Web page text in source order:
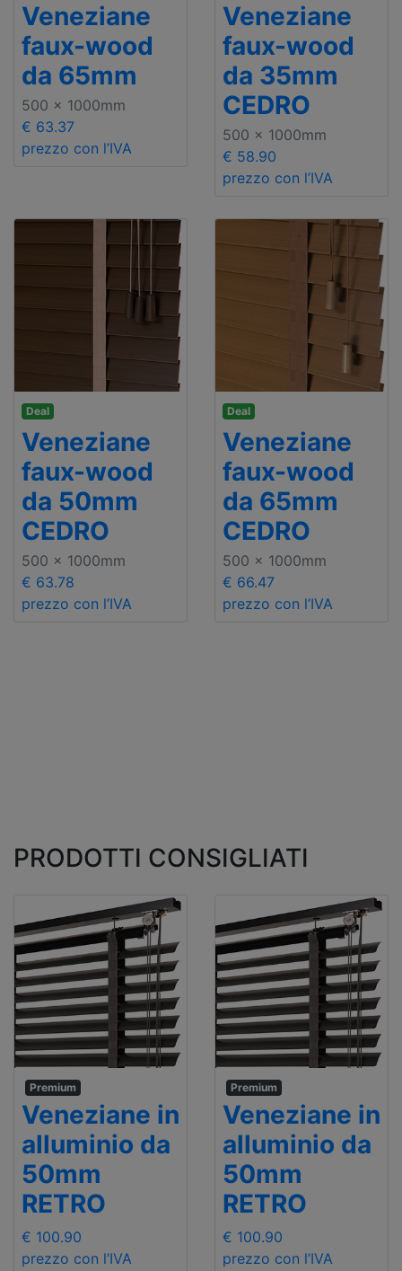
Veneziane
faux-wood
da 65mm
500 x 1000mm
€ 63.37
prezzo con l’IVA
Veneziane
faux-wood
da 35mm
CEDRO
500 x 1000mm
€ 58.90
prezzo con l’IVA
Deal
Veneziane
faux-wood
da 50mm
CEDRO
500 x 1000mm
€ 63.78
prezzo con l’IVA
Deal
Veneziane
faux-wood
da 65mm
CEDRO
500 x 1000mm
€ 66.47
prezzo con l’IVA
PRODOTTI CONSIGLIATI
Premium
Veneziane in
alluminio da
50mm
RETRO
€ 100.90
prezzo con l’IVA
Premium
Veneziane in
alluminio da
50mm
RETRO
€ 100.90
prezzo con l’IVA